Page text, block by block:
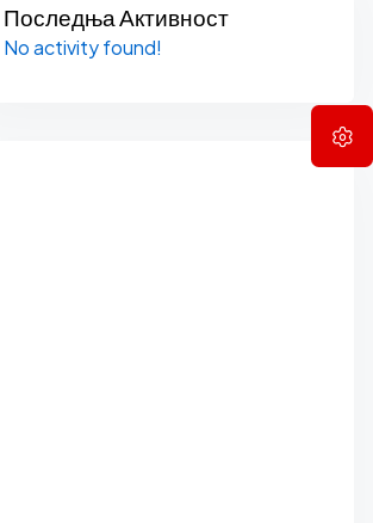
Последња Активност
No activity found!